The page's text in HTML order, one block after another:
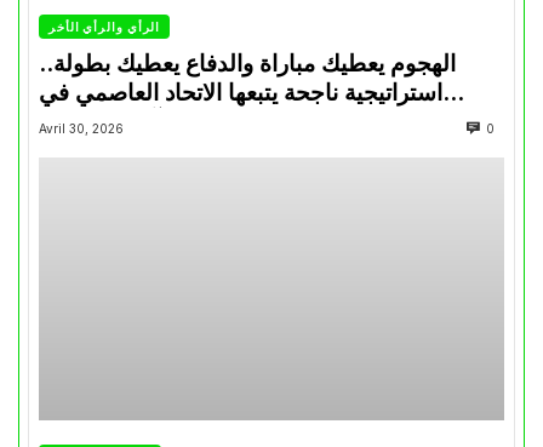
الرأي والرأي الأخر
الهجوم يعطيك مباراة والدفاع يعطيك بطولة..
استراتيجية ناجحة يتبعها الاتحاد العاصمي في
تتويجاته آخر السنوات
Avril 30, 2026 0